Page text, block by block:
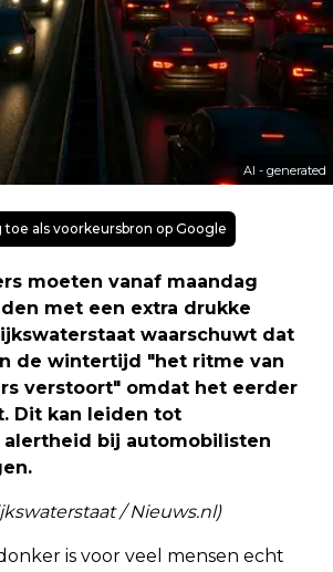
AI - generated
toe als voorkeursbron op Google
moeten vanaf maandag
met een extra drukke
waarschuwt dat
de wintertijd "het ritme van
verstoort" omdat het eerder
Dit kan leiden tot
bij automobilisten
/ Nieuws.nl)
is voor veel mensen echt